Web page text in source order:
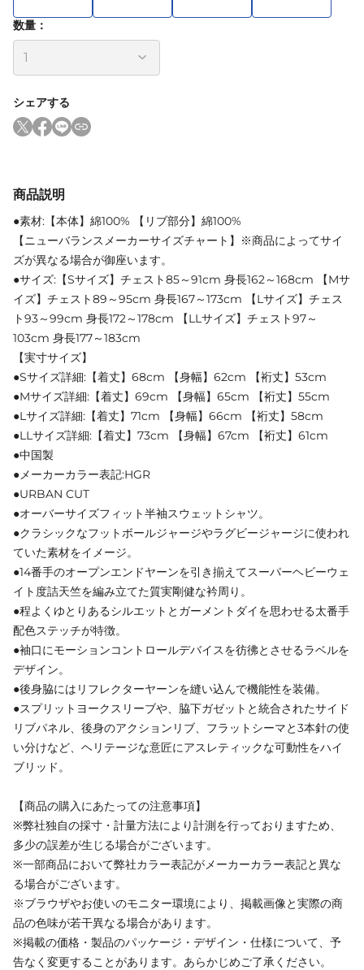
数量：
シェアする
商品説明
●素材:【本体】綿100% 【リブ部分】綿100%
【ニューバランスメーカーサイズチャート】※商品によってサイ
ズが異なる場合が御座います。
●サイズ:【Sサイズ】チェスト85～91cm 身長162～168cm 【Mサ
イズ】チェスト89～95cm 身長167～173cm 【Lサイズ】チェス
ト93～99cm 身長172～178cm 【LLサイズ】チェスト97～
103cm 身長177～183cm
【実寸サイズ】
●Sサイズ詳細:【着丈】68cm 【身幅】62cm 【裄丈】53cm
●Mサイズ詳細:【着丈】69cm 【身幅】65cm 【裄丈】55cm
●Lサイズ詳細:【着丈】71cm 【身幅】66cm 【裄丈】58cm
●LLサイズ詳細:【着丈】73cm 【身幅】67cm 【裄丈】61cm
●中国製
●メーカーカラー表記:HGR
●URBAN CUT
●オーバーサイズフィット半袖スウェットシャツ。
●クラシックなフットボールジャージやラグビージャージに使われ
ていた素材をイメージ。
●14番手のオープンエンドヤーンを引き揃えてスーパーヘビーウェ
イト度詰天竺を編み立てた質実剛健な衿周り。
●程よくゆとりあるシルエットとガーメントダイを思わせる太番手
配色ステッチが特徴。
●袖口にモーションコントロールデバイスを彷彿とさせるラベルを
デザイン。
●後身脇にはリフレクターヤーンを縫い込んで機能性を装備。
●スプリットヨークスリーブや、脇下ガゼットと統合されたサイド
リブパネル、後身のアクションリブ、フラットシーマと3本針の使
い分けなど、ヘリテージな意匠にアスレティックな可動性をハイ
ブリッド。
【商品の購入にあたっての注意事項】
※弊社独自の採寸・計量方法により計測を行っておりますため、
多少の誤差が生じる場合がございます。
※一部商品において弊社カラー表記がメーカーカラー表記と異な
る場合がございます。
※ブラウザやお使いのモニター環境により、掲載画像と実際の商
品の色味が若干異なる場合があります。
※掲載の価格・製品のパッケージ・デザイン・仕様について、予
告なく変更することがあります。あらかじめご了承ください。